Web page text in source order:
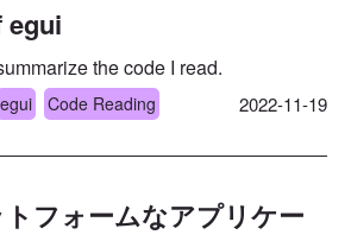
egui
the code I read.
egui Code Reading 2022-11-19
フォームなアプリケー